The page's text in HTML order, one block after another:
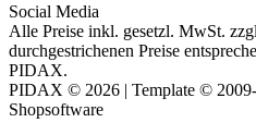
Social Media
Alle Preise inkl. gesetzl. MwSt.
durchgestrichenen Preise
PIDAX.
PIDAX © 2026 | Template ©
Shopsoftware